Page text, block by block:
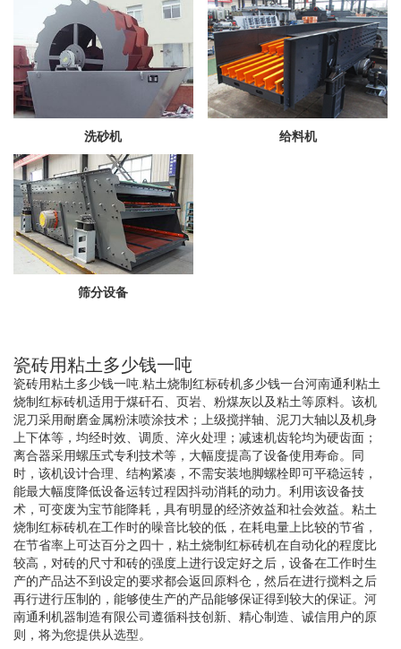
洗砂机 给料机
筛分设备
瓷砖用粘土多少钱一吨
瓷砖用粘土多少钱一吨.粘土烧制红标砖机多少钱一台河南通利粘土
烧制红标砖机适用于煤矸石、页岩、粉煤灰以及粘土等原料。该机
泥刀采用耐磨金属粉沫喷涂技术；上级搅拌轴、泥刀大轴以及机身
上下体等，均经时效、调质、淬火处理；减速机齿轮均为硬齿面；
离合器采用螺压式专利技术等，大幅度提高了设备使用寿命。同
时，该机设计合理、结构紧凑，不需安装地脚螺栓即可平稳运转，
能最大幅度降低设备运转过程因抖动消耗的动力。利用该设备技
术，可变废为宝节能降耗，具有明显的经济效益和社会效益。粘土
烧制红标砖机在工作时的噪音比较的低，在耗电量上比较的节省，
在节省率上可达百分之四十，粘土烧制红标砖机在自动化的程度比
较高，对砖的尺寸和砖的强度上进行设定好之后，设备在工作时生
产的产品达不到设定的要求都会返回原料仓，然后在进行搅料之后
再行进行压制的，能够使生产的产品能够保证得到较大的保证。河
南通利机器制造有限公司遵循科技创新、精心制造、诚信用户的原
则，将为您提供从选型。